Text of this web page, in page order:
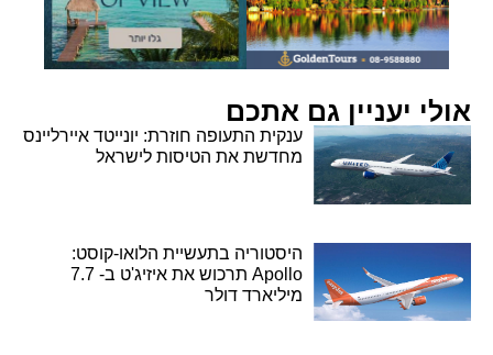
אולי יעניין גם אתכם
ענקית התעופה חוזרת: יונייטד איירליינס
מחדשת את הטיסות לישראל
היסטוריה בתעשיית הלואו-קוסט:
Apollo תרכוש את איזיג'ט ב- 7.7
מיליארד דולר